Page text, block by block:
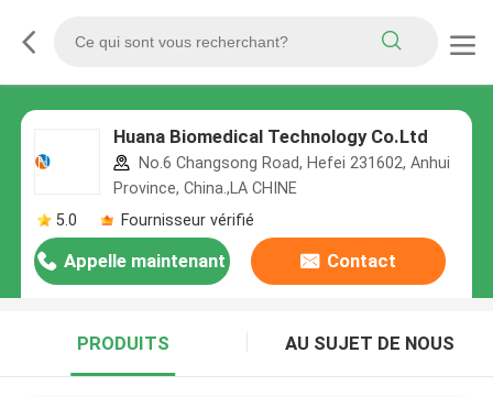
Huana Biomedical Technology Co.Ltd
No.6 Changsong Road, Hefei 231602, Anhui
Province, China.,LA CHINE
5.0
Fournisseur vérifié
Appelle maintenant Contact
PRODUITS AU SUJET DE NOUS